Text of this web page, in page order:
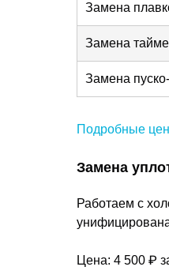
Замена
Замена
Замена
Подробные
Замена
Работаем с
Цена: 4 500 ₽